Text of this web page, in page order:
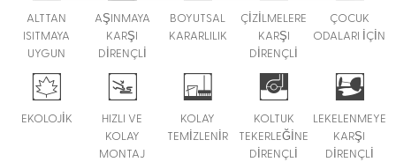
ALTTAN
ISITMAYA
UYGUN
AŞINMAYA
KARŞI
DİRENÇLİ
BOYUTSAL
KARARLILIK
ÇİZİLMELERE
KARŞI
DİRENÇLİ
ÇOCUK
ODALARI İÇİN
EKOLOJİK
HIZLI VE
KOLAY
MONTAJ
KOLAY
TEMİZLENİR
KOLTUK
TEKERLEĞİNE
DİRENÇLİ
LEKELENMEYE
KARŞI
DİRENÇLİ